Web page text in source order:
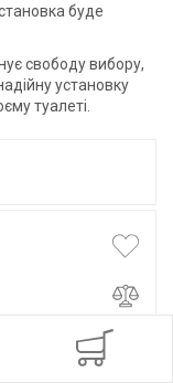
буде
свободу вибору,
установку
туалеті.